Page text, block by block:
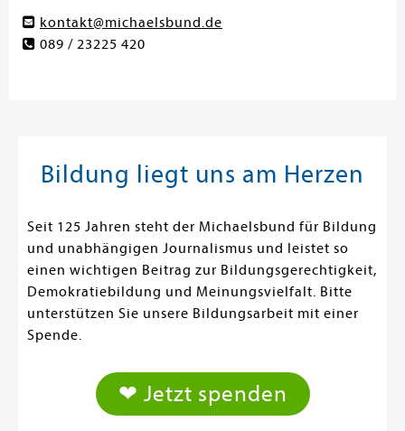
kontakt@michaelsbund.de
089 / 23225 420
Bildung liegt uns am Herzen
Seit 125 Jahren steht der Michaelsbund für Bildung
und unabhängigen Journalismus und leistet so
einen wichtigen Beitrag zur Bildungsgerechtigkeit,
Demokratiebildung und Meinungsvielfalt. Bitte
unterstützen Sie unsere Bildungsarbeit mit einer
Spende.
❤ Jetzt spenden